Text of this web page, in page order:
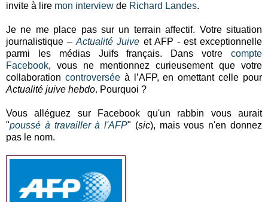
invite à lire mon interview de Richard Landes.
Je ne me place pas sur un terrain affectif. Votre situation
journalistique –Actualité Juive et AFP - est exceptionnelle
parmi les médias Juifs français. Dans votre compte
Facebook, vous ne mentionnez curieusement que votre
collaboration controverséeà l’AFP, en omettant celle pour
Actualité juive hebdo. Pourquoi ?
Vous alléguez sur Facebook qu'un rabbin vous aurait
"poussé à travailler à l'AFP" (sic), mais vous n'en donnez
pas le nom.